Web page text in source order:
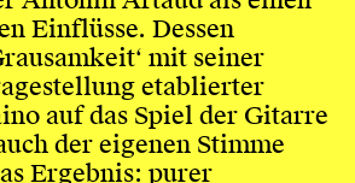
Einflüsse. Dessen
mit seiner
etablierter
auf das Spiel der Gitarre
der eigenen Stimme
Ergebnis: purer